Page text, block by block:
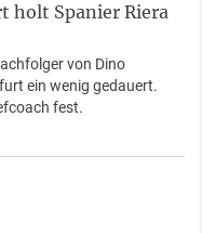
holt Spanier Riera
von Dino
ein wenig gedauert.
fest.